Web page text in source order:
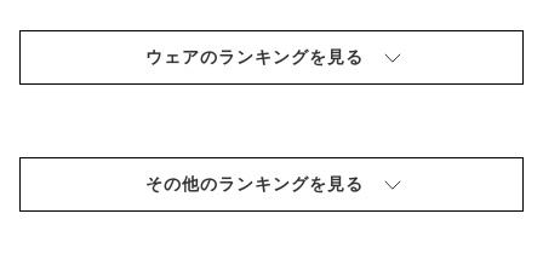
ウェアのランキングを見る
その他のランキングを見る